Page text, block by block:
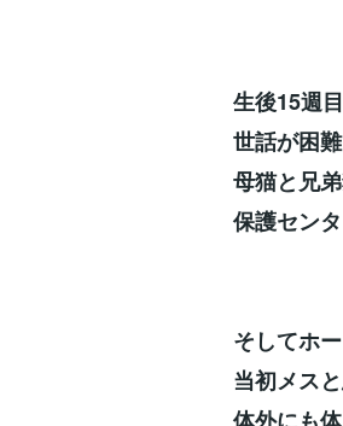
生後15週
世話が困
母猫と兄
保護セン
そしてホ
当初メス